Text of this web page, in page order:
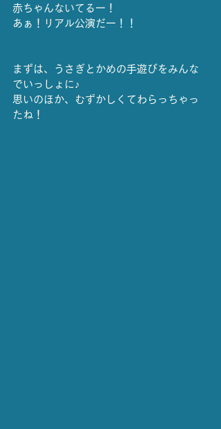
赤ちゃんないてるー！
あぁ！リアル公演だー！！
まずは、うさぎとかめの手遊びをみんな
でいっしょに♪
思いのほか、むずかしくてわらっちゃっ
たね！